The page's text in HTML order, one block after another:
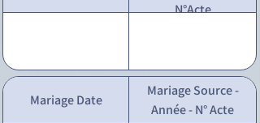
N°Acte
Mariage Date
Mariage Source -
Année - N° Acte